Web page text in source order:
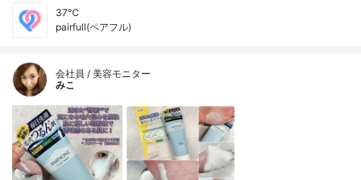
37℃
pairfull(ペアフル)
会社員 / 美容モニター
みこ